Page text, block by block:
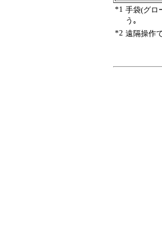
*1 手袋(グロ
う｡
*2 遠隔操作